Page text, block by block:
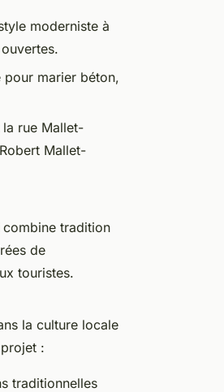
moderniste à
pour marier béton,
rue Mallet-
Mallet-
combine tradition
de
touristes.
la culture locale
:
traditionnelles